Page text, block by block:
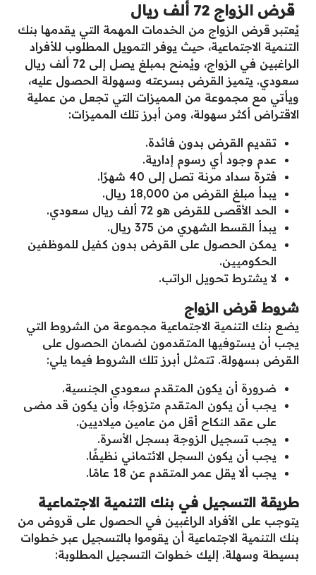
قرض الزواج 72 ألف ريال
يُعتبر قرض الزواج من الخدمات المهمة التي يقدمها بنك
التنمية الاجتماعية، حيث يوفر التمويل المطلوب للأفراد
الراغبين في الزواج، ويُمنح بمبلغ يصل إلى 72 ألف ريال
سعودي. يتميز القرض بسرعته وسهولة الحصول عليه،
ويأتي مع مجموعة من المميزات التي تجعل من عملية
الاقتراض أكثر سهولة، ومن أبرز تلك المميزات:
تقديم القرض بدون فائدة.
عدم وجود أي رسوم إدارية.
فترة سداد مرنة تصل إلى 40 شهرًا.
يبدأ مبلغ القرض من 18,000 ريال.
الحد الأقصى للقرض هو 72 ألف ريال سعودي.
يبدأ القسط الشهري من 375 ريال.
يمكن الحصول على القرض بدون كفيل للموظفين
الحكوميين.
لا يشترط تحويل الراتب.
شروط قرض الزواج
يضع بنك التنمية الاجتماعية مجموعة من الشروط التي
يجب أن يستوفيها المتقدمون لضمان الحصول على
القرض بسهولة. تتمثل أبرز تلك الشروط فيما يلي:
ضرورة أن يكون المتقدم سعودي الجنسية.
يجب أن يكون المتقدم متزوجًا، وأن يكون قد مضى
على عقد النكاح أقل من عامين ميلاديين.
يجب تسجيل الزوجة بسجل الأسرة.
يجب أن يكون السجل الائتماني نظيفًا.
يجب ألا يقل عمر المتقدم عن 18 عامًا.
طريقة التسجيل في بنك التنمية الاجتماعية
يتوجب على الأفراد الراغبين في الحصول على قروض من
بنك التنمية الاجتماعية أن يقوموا بالتسجيل عبر خطوات
بسيطة وسهلة. إليك خطوات التسجيل المطلوبة: